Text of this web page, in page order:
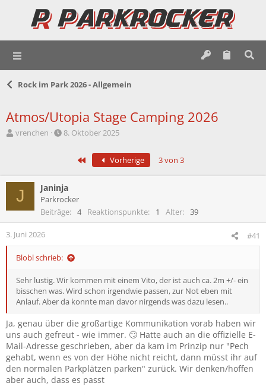
Rock im Park 2026 - Allgemein
Atmos/Utopia Stage Camping 2026
E
l
l
vrenchen
E
l
l
a
8. Oktober 2025
Erste Vorherige 3 von 3
J Janinja
Parkrocker
Beiträge
4 Reaktionspunkte 1 Alter 39
3. Juni 2026 #41
Blobl schrieb:
Sehr lustig. Wir kommen mit einem Vito, der ist auch ca. 2m +/- ein
bisschen was. Wird schon irgendwie passen, zur Not eben mit
Anlauf. Aber da konnte man davor nirgends was dazu lesen..
Ja, genau über die großartige Kommunikation vorab haben wir
uns auch gefreut - wie immer. 🙄 Hatte auch an die offizielle E-
Mail-Adresse geschrieben, aber da kam im Prinzip nur "Pech
gehabt, wenn es von der Höhe nicht reicht, dann müsst ihr auf
den normalen Parkplätzen parken" zurück. Wir denken/hoffen
aber auch, dass es passt